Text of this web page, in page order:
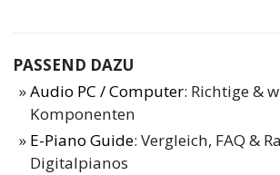
PASSEND DAZU
Audio PC / Computer: Richtige &
Komponenten
E-Piano Guide: Vergleich, FAQ &
Digitalpianos